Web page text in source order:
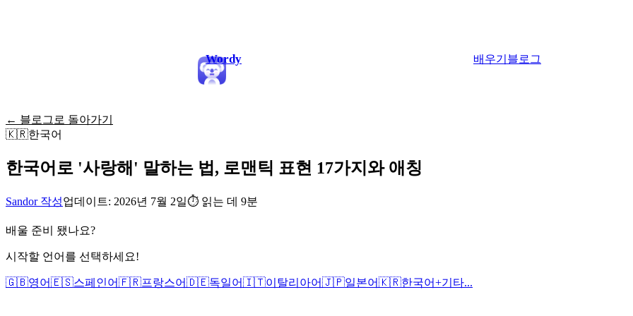
Wordy 배우기 블로그
← 블로그로 돌아가기
🇰🇷한국어
한국어로 '사랑해' 말하는 법, 로맨틱 표현 17가지와 애칭
Sandor 작성업데이트: 2026년 7월 2일⏱ 읽는 데 9분
배울 준비 됐나요?
시작할 언어를 선택하세요!
🇬🇧영어🇪🇸스페인어🇫🇷프랑스어🇩🇪독일어🇮🇹이탈리아어🇯🇵일본어🇰🇷한국어+기타...